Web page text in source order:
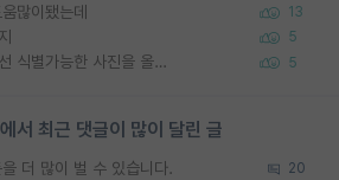
많이됐는데 13
5
정보보안 연구하는 입장에선 식별가능한 사진을 올리는건 비추이긴함 5
서 최근 댓글이 많이 달린 글
더 많이 벌 수 있습니다. 20